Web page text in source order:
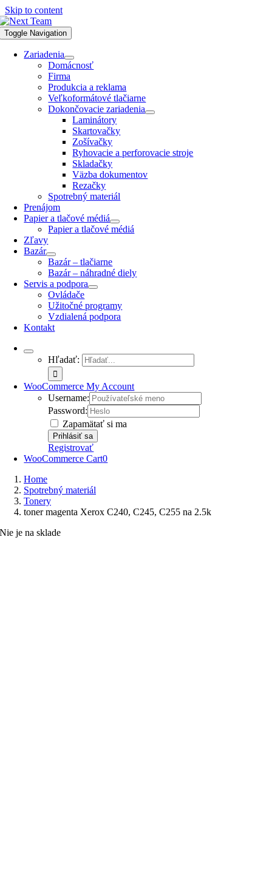
Skip to content
Toggle Navigation
Zariadenia
Domácnosť
Firma
Produkcia a reklama
Veľkoformátové tlačiarne
Dokončovacie zariadenia
Laminátory
Skartovačky
Zošívačky
Ryhovacie a perforovacie stroje
Skladačky
Väzba dokumentov
Rezačky
Spotrebný materiál
Prenájom
Papier a tlačové médiá
Papier a tlačové médiá
Zľavy
Bazár
Bazár – tlačiarne
Bazár – náhradné diely
Servis a podpora
Ovládače
Užitočné programy
Vzdialená podpora
Kontakt
Hľadať:
WooCommerce My Account
Username:
Password:
Zapamätať si ma
Registrovať
WooCommerce Cart0
Home
Spotrebný materiál
Tonery
toner magenta Xerox C240, C245, C255 na 2.5k
Nie je na sklade